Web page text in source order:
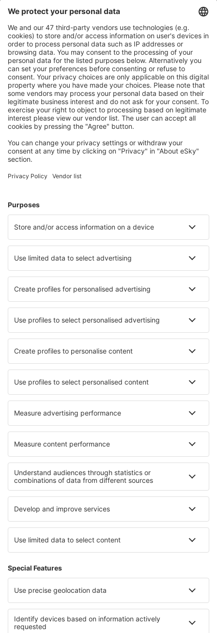
Caută rapid şi uşor
Ofertă adaptată aşteptărilor tale.
Planifică ȋn siguranţă
Rezervare fără griji cu opțiune gratuită de anulare.
Economiseşte mai mult
Prețuri atractive și oferte speciale pentru utilizatorii
conectați.
Alege din peste 1,3 mil. de opţiuni: hoteluri, cabane,
apartamente și altele.
Cazare în Bulgaria - Orașe populare
Cazare în Sozopol Cazare în Sunny Beach
Cazare în Bourgas Cazare în Sofia
Cazare în Belaştiţa Cazare în Kovacevica
Cele mai bune locuri de cazare - orașe
Cazare în Dubeninki Cazare în Niemcz
Cazare în Barr Cazare în Smithville
Cazare în Mount Zion Cazare în Conde Bahia
Cele mai bune locuri de cazare - regiuni
Cazare in Munții Pirin Cazare În Velingrad județul
Cazare in South Black Sea Coast Cazare in Stara Zagora
Cazare în Bulgaria Cazare în Les Deux Alpes
Cazare in Colorado Cazare in Matruh